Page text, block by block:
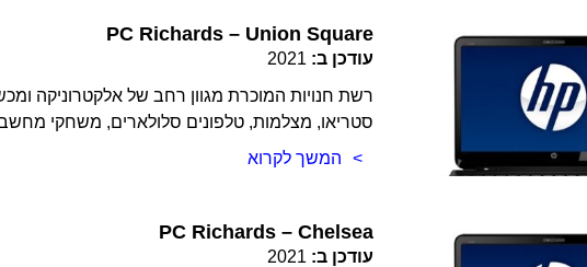
PC Richards – Union Square
עודכן ב: 2021
רשת חנויות המוכרת מגוון רחב של אלקטרוניקה
סטריאו, מצלמות, טלפונים סלולארים, משחקי
המשך לקרוא
PC Richards – Chelsea
עודכן ב: 2021